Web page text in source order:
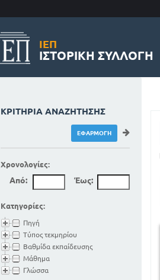
ΙΕΠ
ΙΣΤΟΡΙΚΉ ΣΥΛΛΟΓΉ
ΚΡΙΤΉΡΙΑ ΑΝΑΖΉΤΗΣΗΣ
Χρονολογίες:
Από: Έως:
Κατηγορίες:
Πηγή
Τύπος τεκμηρίου
Βαθμίδα εκπαίδευσης
Μάθημα
Γλώσσα